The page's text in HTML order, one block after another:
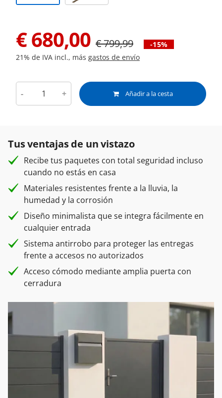
€680,00 €799,99
-15%
21% de IVA incl., más gastos de envío
- + Añadir a la cesta
Tus ventajas de un vistazo
Recibe tus paquetes con total seguridad incluso
cuando no estás en casa
Materiales resistentes frente a la lluvia, la
humedad y la corrosión
Diseño minimalista que se integra fácilmente en
cualquier entrada
Sistema antirrobo para proteger las entregas
frente a accesos no autorizados
Acceso cómodo mediante amplia puerta con
cerradura